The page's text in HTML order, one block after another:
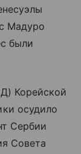
Мадуро
были
Корейской
осудило
Сербии
Совета